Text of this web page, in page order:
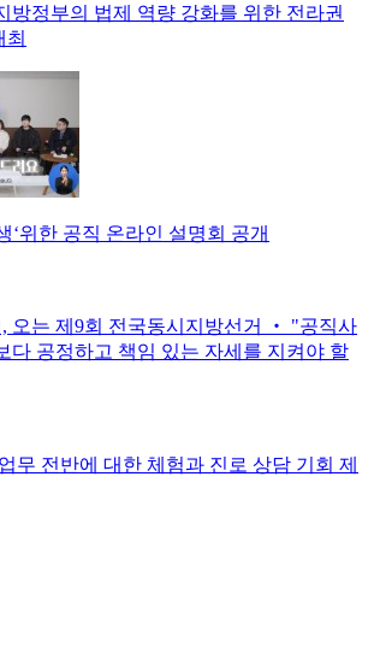
방정부의 법제 역량 강화를 위한 전라권
‘위한 공직 온라인 설명회 공개
오는 제9회 전국동시지방선거 ‧ "공직사
다 공정하고 책임 있는 자세를 지켜야 할
무 전반에 대한 체험과 진로 상담 기회 제